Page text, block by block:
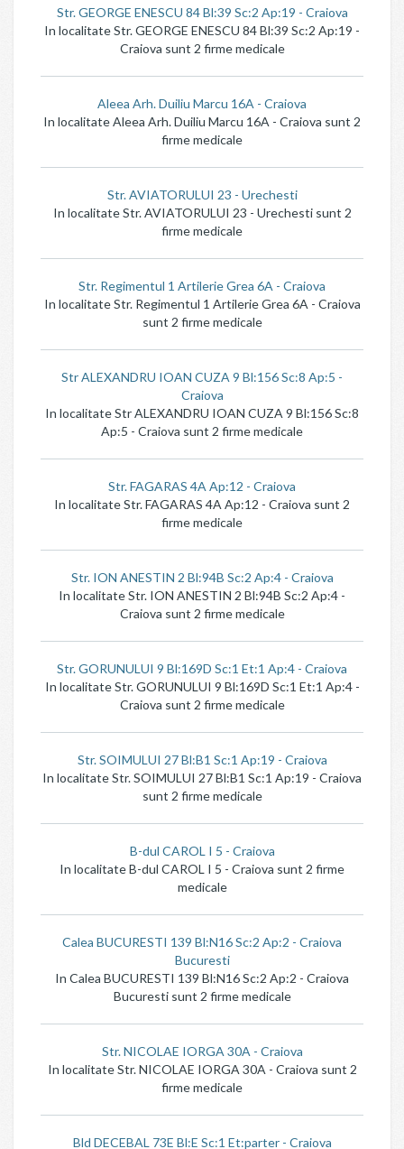
Str. GEORGE ENESCU 84 Bl:39 Sc:2 Ap:19 - Craiova
In localitate Str. GEORGE ENESCU 84 Bl:39 Sc:2 Ap:19 -
Craiova sunt 2 firme medicale
Aleea Arh. Duiliu Marcu 16A - Craiova
In localitate Aleea Arh. Duiliu Marcu 16A - Craiova sunt 2
firme medicale
Str. AVIATORULUI 23 - Urechesti
In localitate Str. AVIATORULUI 23 - Urechesti sunt 2
firme medicale
Str. Regimentul 1 Artilerie Grea 6A - Craiova
In localitate Str. Regimentul 1 Artilerie Grea 6A - Craiova
sunt 2 firme medicale
Str ALEXANDRU IOAN CUZA 9 Bl:156 Sc:8 Ap:5 -
Craiova
In localitate Str ALEXANDRU IOAN CUZA 9 Bl:156 Sc:8
Ap:5 - Craiova sunt 2 firme medicale
Str. FAGARAS 4A Ap:12 - Craiova
In localitate Str. FAGARAS 4A Ap:12 - Craiova sunt 2
firme medicale
Str. ION ANESTIN 2 Bl:94B Sc:2 Ap:4 - Craiova
In localitate Str. ION ANESTIN 2 Bl:94B Sc:2 Ap:4 -
Craiova sunt 2 firme medicale
Str. GORUNULUI 9 Bl:169D Sc:1 Et:1 Ap:4 - Craiova
In localitate Str. GORUNULUI 9 Bl:169D Sc:1 Et:1 Ap:4 -
Craiova sunt 2 firme medicale
Str. SOIMULUI 27 Bl:B1 Sc:1 Ap:19 - Craiova
In localitate Str. SOIMULUI 27 Bl:B1 Sc:1 Ap:19 - Craiova
sunt 2 firme medicale
B-dul CAROL I 5 - Craiova
In localitate B-dul CAROL I 5 - Craiova sunt 2 firme
medicale
Calea BUCURESTI 139 Bl:N16 Sc:2 Ap:2 - Craiova
Bucuresti
In Calea BUCURESTI 139 Bl:N16 Sc:2 Ap:2 - Craiova
Bucuresti sunt 2 firme medicale
Str. NICOLAE IORGA 30A - Craiova
In localitate Str. NICOLAE IORGA 30A - Craiova sunt 2
firme medicale
Bld DECEBAL 73E Bl:E Sc:1 Et:parter - Craiova